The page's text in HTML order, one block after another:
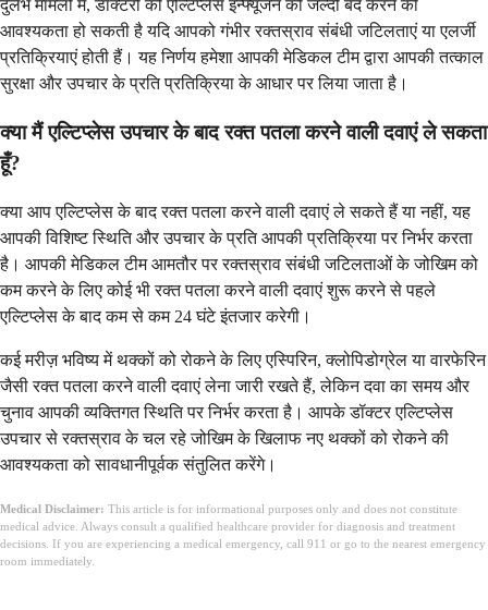
दुर्लभ मामलों में, डॉक्टरों को एल्टिप्लेस इन्फ्यूजन को जल्दी बंद करने की
आवश्यकता हो सकती है यदि आपको गंभीर रक्तस्राव संबंधी जटिलताएं या एलर्जी
प्रतिक्रियाएं होती हैं। यह निर्णय हमेशा आपकी मेडिकल टीम द्वारा आपकी तत्काल
सुरक्षा और उपचार के प्रति प्रतिक्रिया के आधार पर लिया जाता है।
क्या मैं एल्टिप्लेस उपचार के बाद रक्त पतला करने वाली दवाएं ले सकता
हूँ?
क्या आप एल्टिप्लेस के बाद रक्त पतला करने वाली दवाएं ले सकते हैं या नहीं, यह
आपकी विशिष्ट स्थिति और उपचार के प्रति आपकी प्रतिक्रिया पर निर्भर करता
है। आपकी मेडिकल टीम आमतौर पर रक्तस्राव संबंधी जटिलताओं के जोखिम को
कम करने के लिए कोई भी रक्त पतला करने वाली दवाएं शुरू करने से पहले
एल्टिप्लेस के बाद कम से कम 24 घंटे इंतजार करेगी।
कई मरीज़ भविष्य में थक्कों को रोकने के लिए एस्पिरिन, क्लोपिडोग्रेल या वारफेरिन
जैसी रक्त पतला करने वाली दवाएं लेना जारी रखते हैं, लेकिन दवा का समय और
चुनाव आपकी व्यक्तिगत स्थिति पर निर्भर करता है। आपके डॉक्टर एल्टिप्लेस
उपचार से रक्तस्राव के चल रहे जोखिम के खिलाफ नए थक्कों को रोकने की
आवश्यकता को सावधानीपूर्वक संतुलित करेंगे।
Medical Disclaimer: This article is for informational purposes only and does not constitute
medical advice. Always consult a qualified healthcare provider for diagnosis and treatment
decisions. If you are experiencing a medical emergency, call 911 or go to the nearest emergency
room immediately.